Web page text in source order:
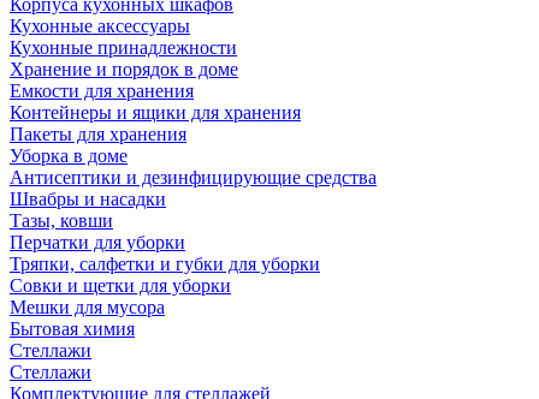
Корпуса кухонных шкафов
Кухонные аксессуары
Кухонные принадлежности
Хранение и порядок в доме
Емкости для хранения
Контейнеры и ящики для хранения
Пакеты для хранения
Уборка в доме
Антисептики и дезинфицирующие средства
Швабры и насадки
Тазы, ковши
Перчатки для уборки
Тряпки, салфетки и губки для уборки
Совки и щетки для уборки
Мешки для мусора
Бытовая химия
Стеллажи
Стеллажи
Комплектующие для стеллажей